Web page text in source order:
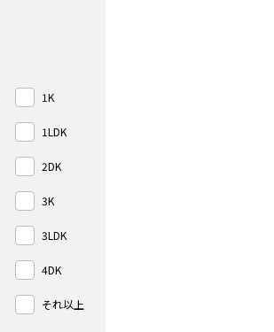
1K
1LDK
2DK
3K
3LDK
4DK
それ以上